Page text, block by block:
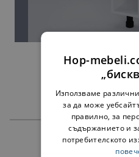
ДОЛНА ЕТАЖЕРКА
34,00
Hop-
Използваме
за да може
правилно, за
съдържанието и
потребителското